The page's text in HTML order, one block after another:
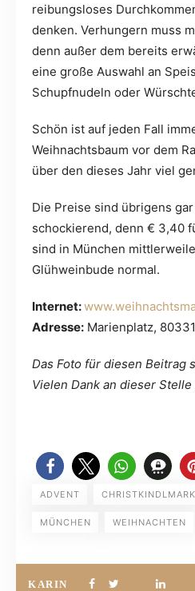
reibungsloses
denken. Verhungern muss
denn außer dem bereits
eine große Auswahl an
Schupfnudeln oder
Schön ist auf jeden Fall
Weihnachtsbaum vor dem
über den dieses Jahr viel
Die Preise sind übrigens
schockierend, denn € 3,40
sind in München
Glühweinbude normal.
Internet:
Adresse: Marienplatz,
Das Foto für diesen Beitrag
Vielen Dank an dieser Stelle
ADVENT
MÜNCHEN WEIHNACHTEN
KARIN